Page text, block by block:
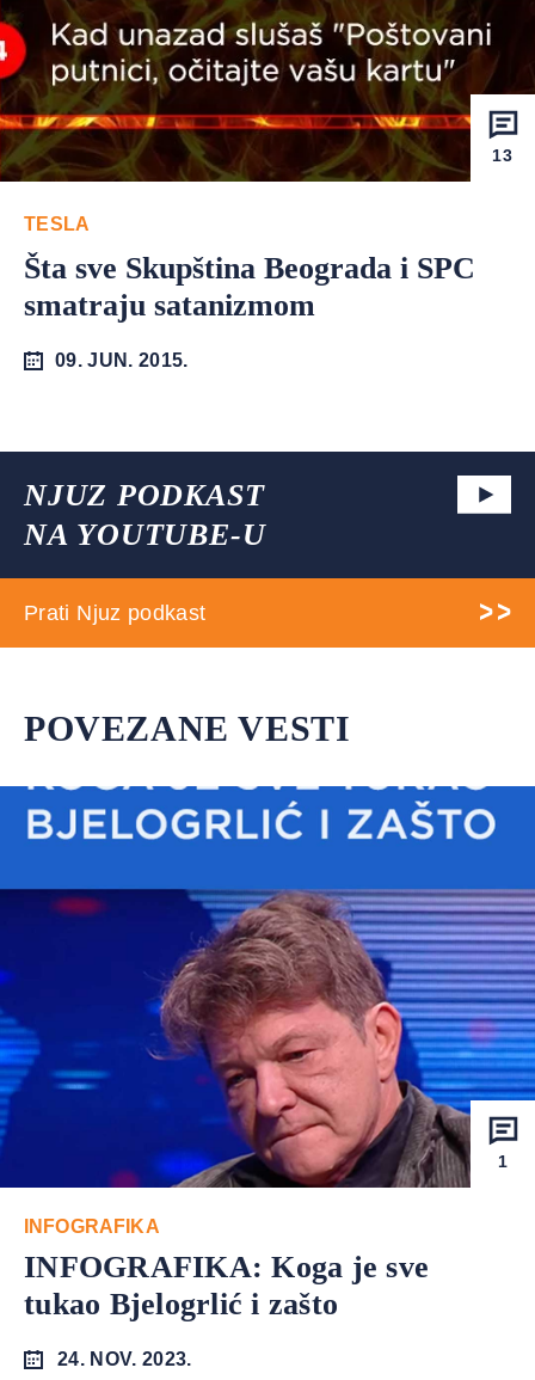
13
TESLA
Šta sve Skupština Beograda i SPC
smatraju satanizmom
09. JUN. 2015.
NJUZ PODKAST
NA YOUTUBE-U
Prati Njuz podkast
POVEZANE VESTI
1
INFOGRAFIKA
INFOGRAFIKA: Koga je sve
tukao Bjelogrlić i zašto
24. NOV. 2023.